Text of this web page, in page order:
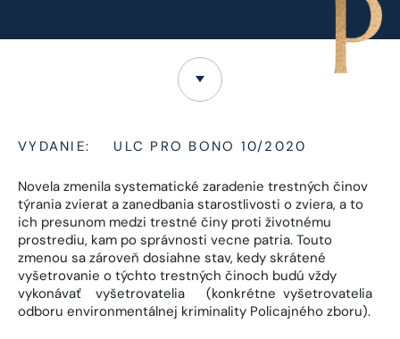
VYDANIE: ULC PRO BONO 10/2020
Novela zmenila systematické zaradenie trestných činov
týrania zvierat a zanedbania starostlivosti o zviera, a to
ich presunom medzi trestné činy proti životnému
prostrediu, kam po správnosti vecne patria. Touto
zmenou sa zároveň dosiahne stav, kedy skrátené
vyšetrovanie o týchto trestných činoch budú vždy
vykonávať vyšetrovatelia (konkrétne vyšetrovatelia
odboru environmentálnej kriminality Policajného zboru).